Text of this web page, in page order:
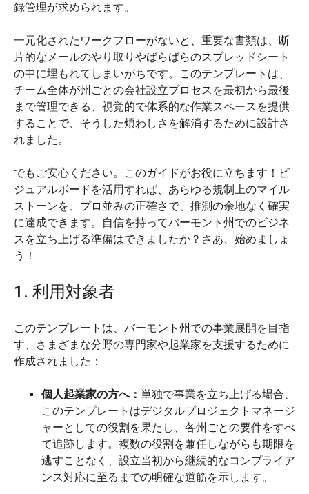
録管理が求められます。
一元化されたワークフローがないと、重要な書類は、断
片的なメールのやり取りやばらばらのスプレッドシート
の中に埋もれてしまいがちです。このテンプレートは、
チーム全体が州ごとの会社設立プロセスを最初から最後
まで管理できる、視覚的で体系的な作業スペースを提供
することで、そうした煩わしさを解消するために設計さ
れました。
でもご安心ください。このガイドがお役に立ちます！ビ
ジュアルボードを活用すれば、あらゆる規制上のマイル
ストーンを、プロ並みの正確さで、推測の余地なく確実
に達成できます。自信を持ってバーモント州でのビジネ
スを立ち上げる準備はできましたか？さあ、始めましょ
う！
1. 利用対象者
このテンプレートは、バーモント州での事業展開を目指
す、さまざまな分野の専門家や起業家を支援するために
作成されました：
個人起業家の方へ： 単独で事業を立ち上げる場合、
このテンプレートはデジタルプロジェクトマネージ
ャーとしての役割を果たし、各州ごとの要件をすべ
て追跡します。複数の役割を兼任しながらも期限を
逃すことなく、設立当初から継続的なコンプライア
ンス対応に至るまでの明確な道筋を示します。